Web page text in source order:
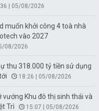
| 05/08/2026
muốn khởi công 4 toà nhà
vào 2027
08/2026
thu 318.000 tỷ tiền sử dụng
18:26 | 05/08/2026
vướng Khu đô thị sinh thái và
Trì
15:07 | 05/08/2026